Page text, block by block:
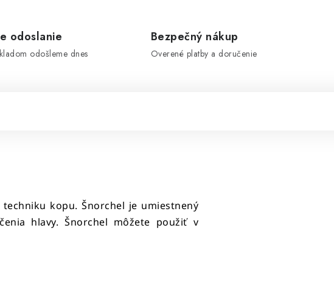
odoslanie
odošleme dnes
Bezpečný nákup
Overené platby a doručenie
kopu. Šnorchel je umiestnený
hlavy. Šnorchel môžete použiť v